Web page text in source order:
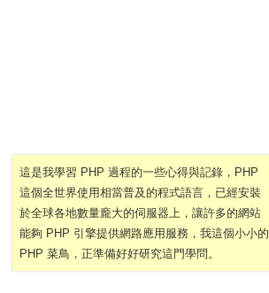
這是我學習 PHP 過程的一些心得與記錄，PHP
這個全世界使用相當普及的程式語言，已經安裝
於全球各地數量龐大的伺服器上，讓許多的網站
能夠 PHP 引擎提供網路應用服務，我這個小小的
PHP 菜鳥，正準備好好研究這門學問。